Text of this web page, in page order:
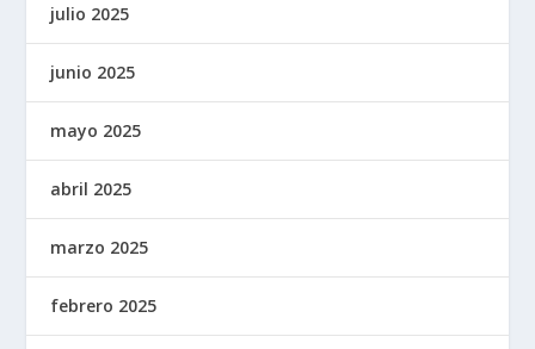
julio 2025
junio 2025
mayo 2025
abril 2025
marzo 2025
febrero 2025